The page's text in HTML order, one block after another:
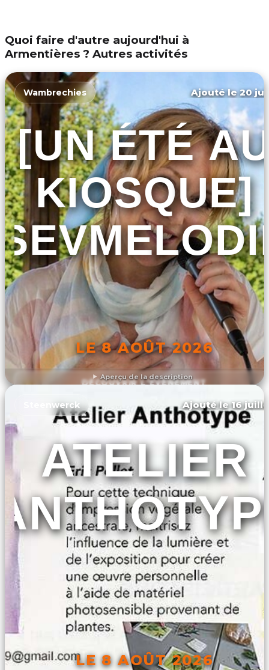
Quoi faire d'autre aujourd'hui à
Armentières ? Autres activités
Aperçu de la description
Wambrechies Ajouté le 20
[UN ÉTÉ
KIOSQUE]
LE 8 AOÛT 2026
DÉCOUVRIR L'ÉVÉNEMENT
Steenwerck Ajouté le 16
ATELIER
LE 8 AOÛT 2026